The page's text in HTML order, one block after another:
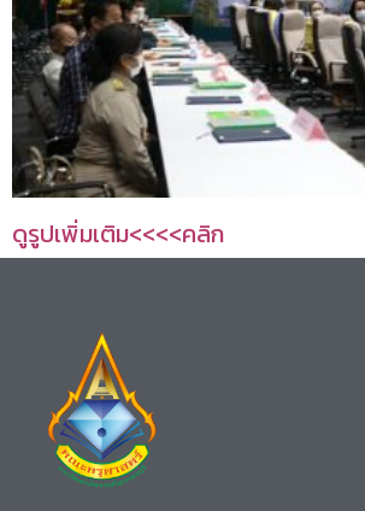
ดูรูปเพิ่มเติม<<<<คลิก